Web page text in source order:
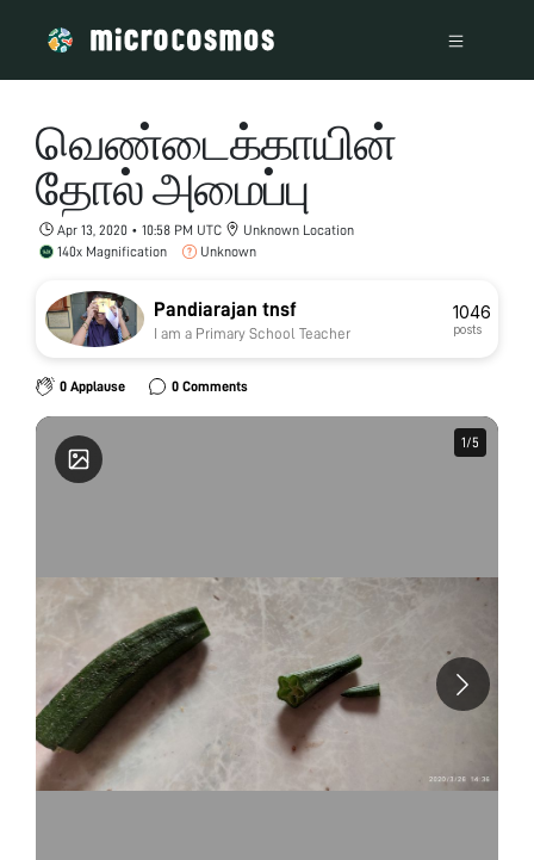
வெண்டைக்காயின்
தோல் அமைப்பு
Apr 13, 2020 • 10:58 PM UTC
Unknown Location
140x Magnification
Unknown
Pandiarajan tnsf
I am a Primary School Teacher
1046
posts
0 Applause 0 Comments
1/5
1/5